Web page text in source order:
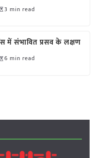
3 min read
में संभावित प्रसव के लक्षण
6 min read